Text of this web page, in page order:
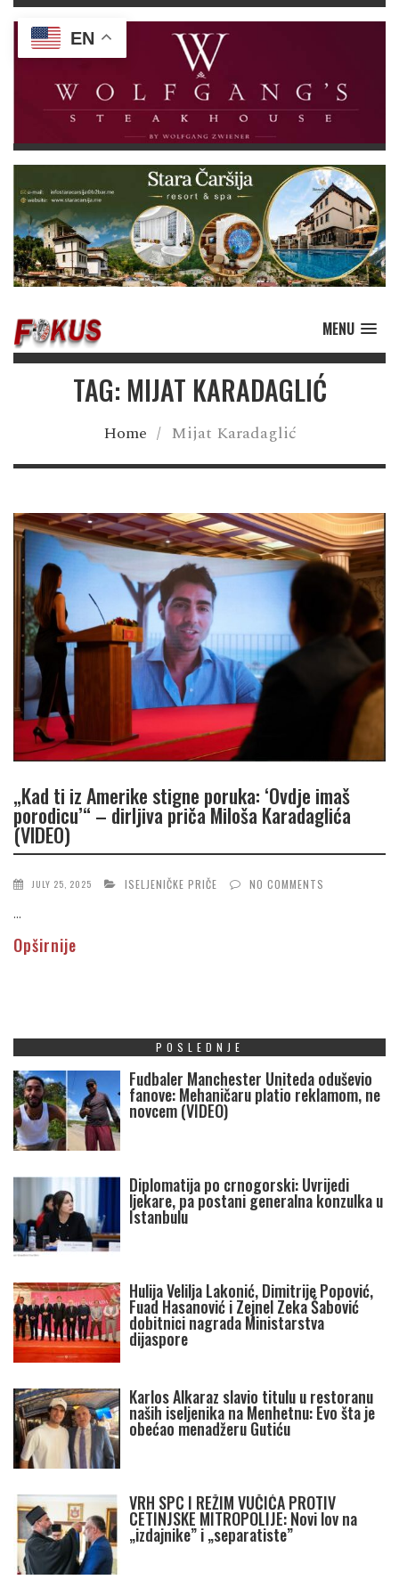
MENU
TAG: MIJAT KARADAGLIĆ
Home / Mijat Karadaglić
„Kad ti iz Amerike stigne poruka: ‘Ovdje imaš
porodicu’“ – dirljiva priča Miloša Karadaglića
(VIDEO)
JULY 25, 2025 ISELJENIČKE PRIČE NO COMMENTS
...
Opširnije
POSLEDNJE
Fudbaler Manchester Uniteda oduševio
fanove: Mehaničaru platio reklamom, ne
novcem (VIDEO)
Diplomatija po crnogorski: Uvrijedi
ljekare, pa postani generalna konzulka u
Istanbulu
Hulija Velilja Lakonić, Dimitrije Popović,
Fuad Hasanović i Zejnel Zeka Šabović
dobitnici nagrada Ministarstva
dijaspore
Karlos Alkaraz slavio titulu u restoranu
naših iseljenika na Menhetnu: Evo šta je
obećao menadžeru Gutiću
VRH SPC I REŽIM VUČIĆA PROTIV
CETINJSKE MITROPOLIJE: Novi lov na
„izdajnike” i „separatiste”
EN